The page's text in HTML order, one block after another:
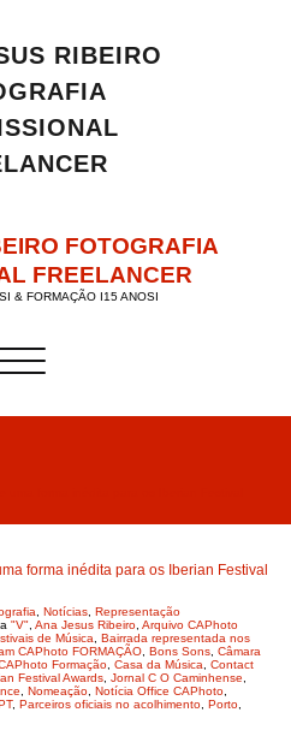
FOTOGRAFIA
FREELANCER
& FORMAÇÃO I15 ANOSI
Alternar a navegação
forma inédita para os Iberian Festival
Notícias Representação
"V" Ana Jesus Ribeiro Arquivo CAPhoto
de Música
Bairrada representada nos
CAPhoto FORMAÇÃO Bons Sons Câmara
Formação Casa da Música
Contact
Festival Awards Jornal C O Caminhense
Nomeação Notícia Office CAPhoto
, Parceiros oficiais no acolhimento Porto